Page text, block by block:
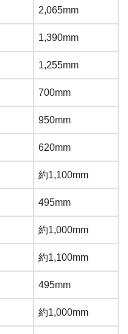
2,065mm
1,390mm
1,255mm
700mm
950mm
620mm
約1,100mm
495mm
約1,000mm
約1,100mm
495mm
約1,000mm